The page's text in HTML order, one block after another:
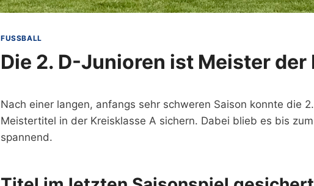
FUSSBALL
Die 2. D-Junioren ist Meister der
Nach einer langen, anfangs sehr schweren Saison konnte die
Meistertitel in der Kreisklasse A sichern. Dabei blieb es bis
spannend.